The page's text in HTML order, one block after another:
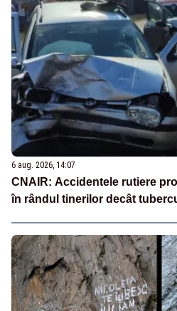
6 aug. 2026, 14:07
CNAIR: Accidentele rutiere
în rândul tinerilor decât